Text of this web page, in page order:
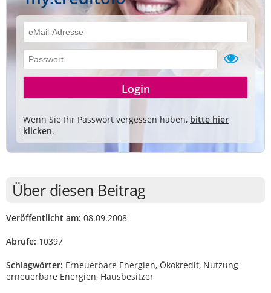
Wenn Sie Ihr Passwort vergessen haben, bitte hier
klicken.
Über diesen Beitrag
Veröffentlicht am: 08.09.2008
Abrufe: 10397
Schlagwörter: Erneuerbare Energien, Ökokredit, Nutzung
erneuerbare Energien, Hausbesitzer